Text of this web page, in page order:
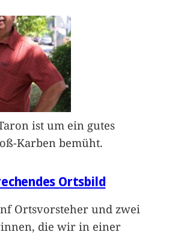
ist um ein gutes
Karben bemüht.
Ortsbild
Ortsvorsteher und zwei
die wir in einer